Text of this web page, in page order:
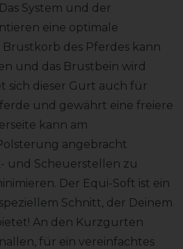
System und der
eine optimale
des Pferdes kann
und das Brustbein wird
sich dieser Gurt auch für
und gewährt eine freiere
kann am
angebracht
und Scheuerstellen zu
Der Equi-Soft ist ein
Schnitt, der Deinem
An den Kurzgurten
für ein vereinfachtes